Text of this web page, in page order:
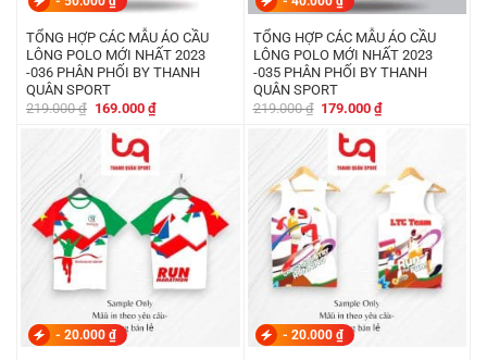
TỔNG HỢP CÁC MẪU ÁO CẦU
LÔNG POLO MỚI NHẤT 2023
-036 PHÂN PHỐI BY THANH
QUÂN SPORT
219.000₫ Giá
là:
219.000 ₫.
169.000 ₫Giá
hiện
TỔNG HỢP CÁC MẪU ÁO CẦU
LÔNG POLO MỚI NHẤT 2023
-035 PHÂN PHỐI BY THANH
QUÂN SPORT
219.000₫ Giá
là:
219.000 ₫.
179.000₫Giá
- 20.000 ₫ - 20.000 ₫